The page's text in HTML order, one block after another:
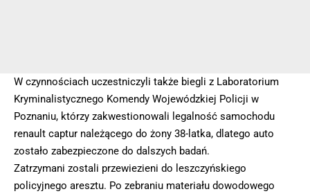
W czynnościach uczestniczyli także biegli z Laboratorium
Kryminalistycznego Komendy Wojewódzkiej Policji w
Poznaniu, którzy zakwestionowali legalność samochodu
renault captur należącego do żony 38-latka, dlatego auto
zostało zabezpieczone do dalszych badań.
Zatrzymani zostali przewiezieni do leszczyńskiego
policyjnego aresztu. Po zebraniu materiału dowodowego